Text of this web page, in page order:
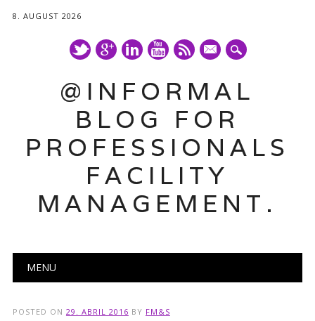
8. AUGUST 2026
mail
@INFORMAL
BLOG FOR
PROFESSIONALS
FACILITY
MANAGEMENT.
Main menu
MENU
POSTED ON 29. ABRIL 2016 BY FM&S